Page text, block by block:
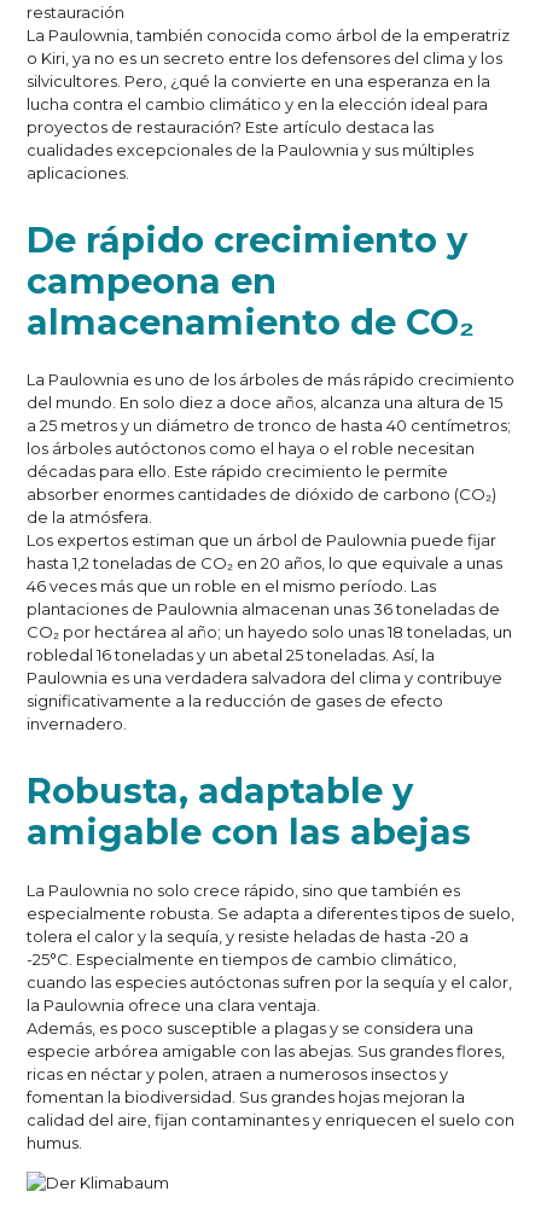
restauración
La Paulownia, también conocida como árbol de la emperatriz
o Kiri, ya no es un secreto entre los defensores del clima y los
silvicultores. Pero, ¿qué la convierte en una esperanza en la
lucha contra el cambio climático y en la elección ideal para
proyectos de restauración? Este artículo destaca las
cualidades excepcionales de la Paulownia y sus múltiples
aplicaciones.
De rápido crecimiento y
campeona en
almacenamiento de CO₂
La Paulownia es uno de los árboles de más rápido crecimiento
del mundo. En solo diez a doce años, alcanza una altura de 15
a 25 metros y un diámetro de tronco de hasta 40 centímetros;
los árboles autóctonos como el haya o el roble necesitan
décadas para ello. Este rápido crecimiento le permite
absorber enormes cantidades de dióxido de carbono (CO₂)
de la atmósfera.
Los expertos estiman que un árbol de Paulownia puede fijar
hasta 1,2 toneladas de CO₂ en 20 años, lo que equivale a unas
46 veces más que un roble en el mismo período. Las
plantaciones de Paulownia almacenan unas 36 toneladas de
CO₂ por hectárea al año; un hayedo solo unas 18 toneladas, un
robledal 16 toneladas y un abetal 25 toneladas. Así, la
Paulownia es una verdadera salvadora del clima y contribuye
significativamente a la reducción de gases de efecto
invernadero.
Robusta, adaptable y
amigable con las abejas
La Paulownia no solo crece rápido, sino que también es
especialmente robusta. Se adapta a diferentes tipos de suelo,
tolera el calor y la sequía, y resiste heladas de hasta -20 a
-25°C. Especialmente en tiempos de cambio climático,
cuando las especies autóctonas sufren por la sequía y el calor,
la Paulownia ofrece una clara ventaja.
Además, es poco susceptible a plagas y se considera una
especie arbórea amigable con las abejas. Sus grandes flores,
ricas en néctar y polen, atraen a numerosos insectos y
fomentan la biodiversidad. Sus grandes hojas mejoran la
calidad del aire, fijan contaminantes y enriquecen el suelo con
humus.